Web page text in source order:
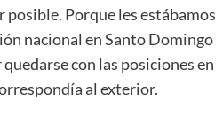
posible. Porque les estábamos
nacional en Santo Domingo
con las posiciones en
al exterior.